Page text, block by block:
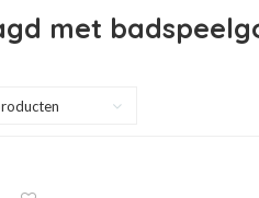
met